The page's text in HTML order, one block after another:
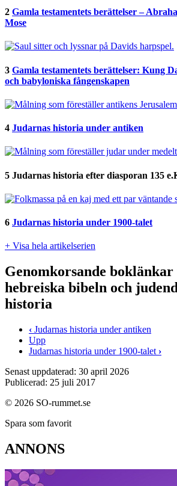
2 Gamla testamentets berättelser –
Mose
3 Gamla testamentets berättelser: Kung
och babyloniska fångenskapen
4 Judarnas historia under antiken
5 Judarnas historia efter diasporan 135
6 Judarnas historia under 1900-talet
+ Visa hela artikelserien
Genomkorsande
hebreiska bibeln och
historia
‹ Judarnas historia under antiken
Upp
Judarnas historia under 1900-talet ›
Senast uppdaterad: 30 april 2026
Publicerad: 25 juli 2017
© 2026 SO-rummet.se
Spara som favorit
ANNONS